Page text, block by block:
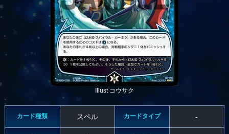
Illust コウサク
カード種類 スペル カードタイプ -